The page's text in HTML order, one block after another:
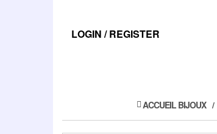
LOGIN / REGISTER
ACCUEIL BIJOUX